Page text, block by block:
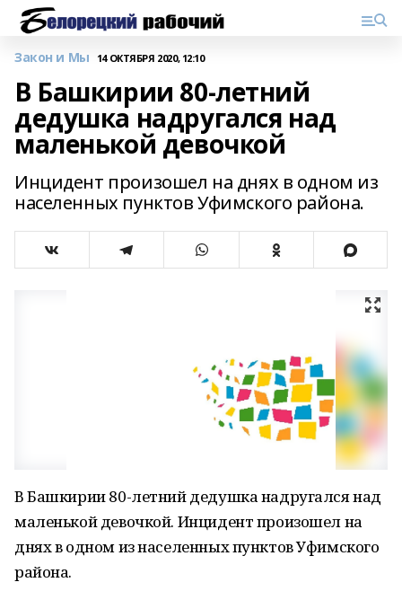
Закон и Мы 14 ОКТЯБРЯ 2020, 12:10
В Башкирии 80-летний
дедушка надругался над
маленькой девочкой
Инцидент произошел на днях в одном из
населенных пунктов Уфимского района.
В Башкирии 80-летний дедушка надругался над
маленькой девочкой. Инцидент произошел на
днях в одном из населенных пунктов Уфимского
района.